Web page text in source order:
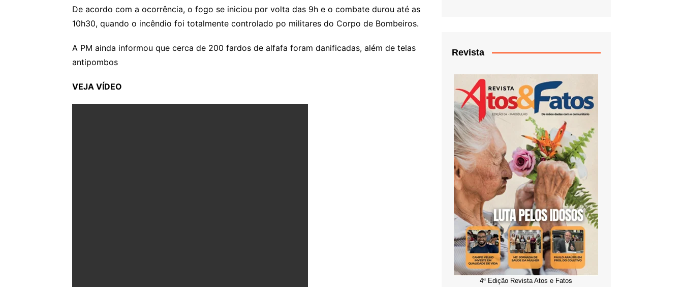
De acordo com a ocorrência, o fogo se iniciou por volta das 9h e o combate durou até as
10h30, quando o incêndio foi totalmente controlado po militares do Corpo de Bombeiros.
A PM ainda informou que cerca de 200 fardos de alfafa foram danificadas, além de telas
antipombos
VEJA VÍDEO
Revista
4ª Edição Revista Atos e Fatos